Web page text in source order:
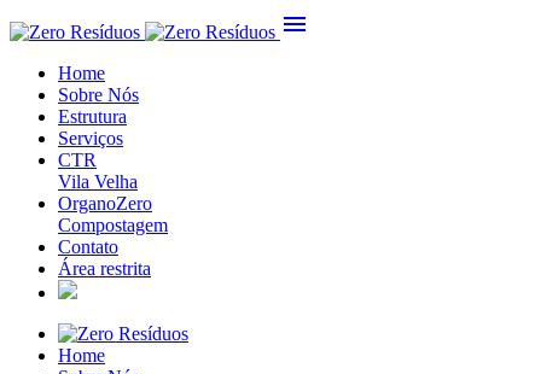
menu
Home
Sobre Nós
Estrutura
Serviços
CTR
Vila Velha
OrganoZero
Compostagem
Contato
Área restrita
Home